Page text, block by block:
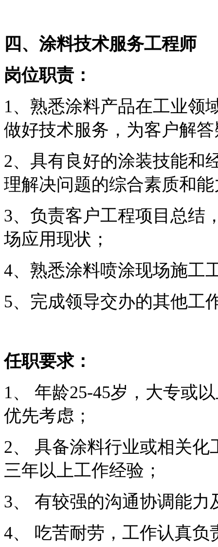
四、涂料技术服务工程师
岗位职责：
1、熟悉涂料产品在工业领
做好技术服务，为客户解
2、具有良好的涂装技能和
理解决问题的综合素质和
3、负责客户工程项目总结
场应用现状；
4、熟悉涂料喷涂现场施工
5、完成领导交办的其他工
任职要求：
1、 年龄25-45岁，大专或
优先考虑；
2、 具备涂料行业或相关
三年以上工作经验；
3、 有较强的沟通协调能力
4、 吃苦耐劳，工作认真